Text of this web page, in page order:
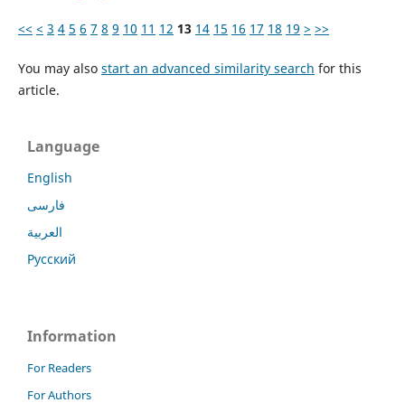
<< < 3 4 5 6 7 8 9 10 11 12 13 14 15 16 17 18 19 > >>
You may also start an advanced similarity search for this
article.
Language
English
فارسی
العربية
Русский
Information
For Readers
For Authors